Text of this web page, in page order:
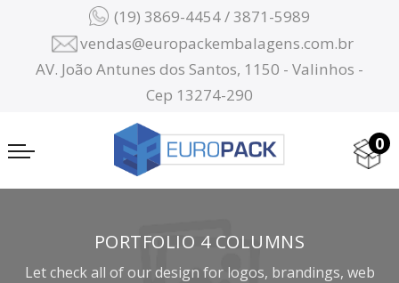
(19) 3869-4454 / 3871-5989
vendas@europackembalagens.com.br
AV. João Antunes dos Santos, 1150 - Valinhos -
Cep 13274-290
0
PORTFOLIO 4 COLUMNS
Let check all of our design for logos, brandings, web